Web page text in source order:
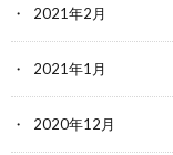
2021年2月
2021年1月
2020年12月